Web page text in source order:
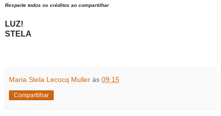
Respeite todos os créditos ao compartilhar
LUZ!
STELA
Maria Stela Lecocq Muller às 09:15
Compartilhar